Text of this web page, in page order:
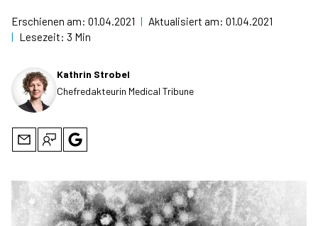
Erschienen am: 01.04.2021 | Aktualisiert am: 01.04.2021
| Lesezeit: 3 Min
Kathrin Strobel
Chefredakteurin Medical Tribune